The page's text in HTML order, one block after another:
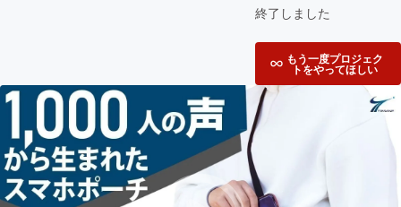
終了しました
もう一度プロジェク
トをやってほしい